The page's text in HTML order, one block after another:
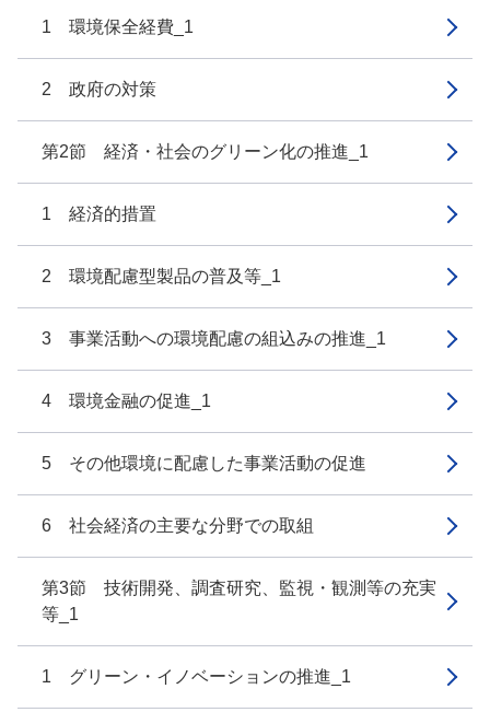
1 環境保全経費_1
2 政府の対策
第2節 経済・社会のグリーン化の推進_1
1 経済的措置
2 環境配慮型製品の普及等_1
3 事業活動への環境配慮の組込みの推進_1
4 環境金融の促進_1
5 その他環境に配慮した事業活動の促進
6 社会経済の主要な分野での取組
第3節 技術開発、調査研究、監視・観測等の充実
等_1
1 グリーン・イノベーションの推進_1